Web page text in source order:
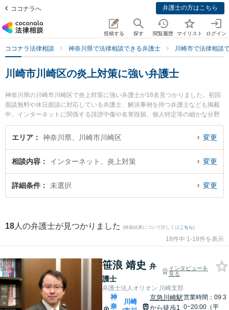
ココナラへ 弁護士の方はこちら
投稿する 探す 閲覧履歴 マイリスト ログイン
ココナラ法律相談 神奈川県で法律相談できる弁護士 川崎市で法律相談
川崎市川崎区の炎上対策に強い弁護士
神奈川県の川崎市川崎区で炎上対策に強い弁護士が18名見つかりました。初回
面談無料や休日面談に対応している弁護士、解決事例を持つ弁護士なども掲載
中。インターネットに関係する誹謗中傷や名誉毀損、個人特定等の細かな分野
での絞り込み検索もでき便利です。特に弁護士法人オリオン 川崎支部の笹浪 靖
史弁護士や川崎パシフィック法律事務所の稲葉 進太郎弁護士、川崎パシフィッ
ルを今すぐに弁護士に相談したい』『炎上対策のトラブル解決の実績豊富な近
くの弁護士を検索したい』『初回相談無料で炎上対策を法律相談できる川崎市
川崎区内の弁護士に相談予約したい』などでお困りの相談者さんにおすすめで
エリア 神奈川県、川崎市川崎区 変更
相談内容 インターネット、炎上対策 変更
詳細条件 未選択 変更
18 人の弁護士が見つかりました (検索結果について詳しくは こちら)
18件中 1-18件を表示
笹浪 靖史 弁
護士
インタビューを
見る
弁護士法人オリオン 川崎支部
神
奈
川崎
京急川崎駅
から徒歩1
営業時間：09:3
0~20:00（平